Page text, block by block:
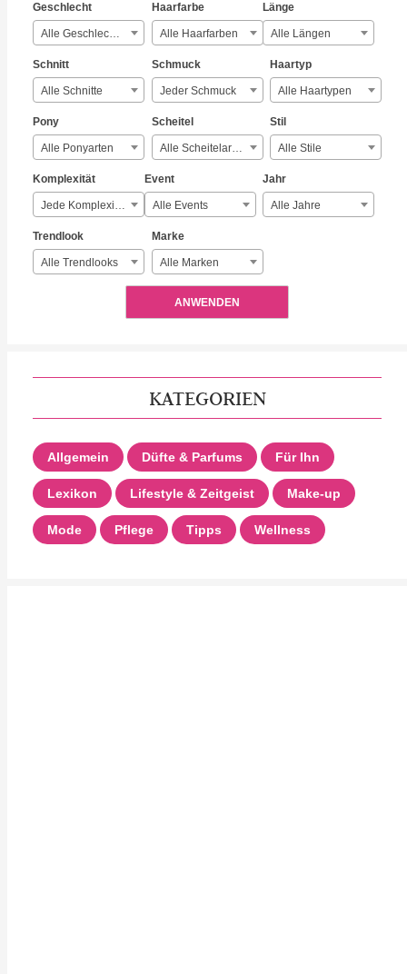
Geschlecht
Alle Geschlechter
Haarfarbe
Alle Haarfarben
Länge
Alle Längen
Schnitt
Alle Schnitte
Schmuck
Jeder Schmuck
Haartyp
Alle Haartypen
Pony
Alle Ponyarten
Scheitel
Alle Scheitelarten
Stil
Alle Stile
Komplexität
Jede Komplexität
Event
Alle Events
Jahr
Alle Jahre
Trendlook
Alle Trendlooks
Marke
Alle Marken
ANWENDEN
KATEGORIEN
Allgemein Düfte & Parfums Für Ihn
Lexikon Lifestyle & Zeitgeist Make-up
Mode Pflege Tipps Wellness